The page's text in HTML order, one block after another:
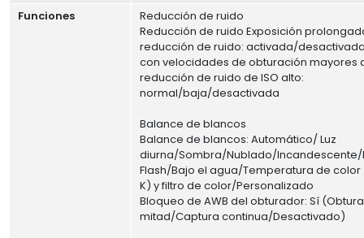
Funciones
Reducción de ruido
Reducción de ruido Exposición
reducción de ruido: activada/
con velocidades de obturación mayores
reducción de ruido de ISO alto:
normal/baja/desactivada
Balance de blancos
Balance de blancos: Automático/ Luz
diurna/Sombra/Nublado/
Flash/Bajo el agua/Temperatura de color
K) y filtro de color/Personalizado
Bloqueo de AWB del obturador: Sí
mitad/Captura continua/Desactivado)